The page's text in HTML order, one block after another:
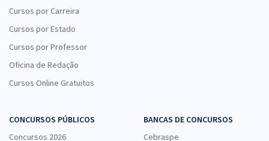
Cursos por Carreira
Cursos por Estado
Cursos por Professor
Oficina de Redação
Cursos Online Gratuitos
CONCURSOS PÚBLICOS
Concursos 2026
BANCAS DE CONCURSOS
Cebraspe